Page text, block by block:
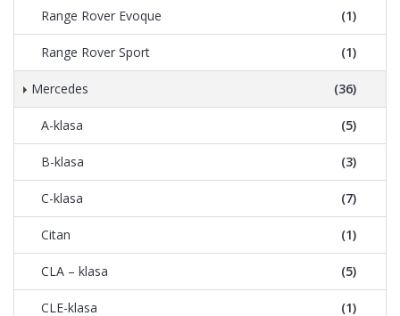
Range Rover Evoque (1)
Range Rover Sport (1)
Mercedes (36)
A-klasa (5)
B-klasa (3)
C-klasa (7)
Citan (1)
CLA – klasa (5)
CLE-klasa (1)